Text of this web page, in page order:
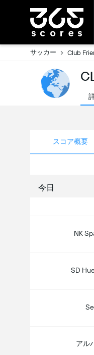
サッカー Club
スコア概要
今日
NK
SD
アル